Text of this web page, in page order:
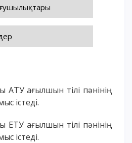
ТӨЛЕУ
АТУ ағылшын тілі пәнінің
істеді.
ЕТУ ағылшын тілі пәнінің
істеді.